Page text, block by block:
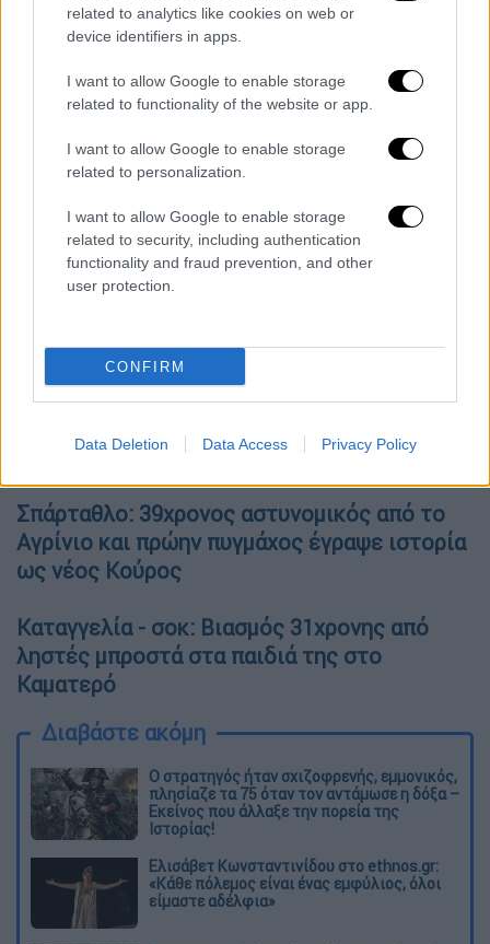
related to analytics like cookies on web or
device identifiers in apps.
I want to allow Google to enable storage
related to functionality of the website or app.
I want to allow Google to enable storage
related to personalization.
I want to allow Google to enable storage
related to security, including authentication
functionality and fraud prevention, and other
user protection.
CONFIRM
Data Deletion Data Access Privacy Policy
Με πληροφορίες
Όλες οι ειδήσεις
Προκαλεί η Τουρκία για να «ακούει» η Γαλλία:
Ανακοίνωση - παραλήρημα για Ανατολική
Μεσόγειο
Μαύρα μαντάτα φέρνει η απογραφή
πληθυσμού: Μείωση έως 500.000 σε
Παπαδόπουλος για σεισμό: Ενεργοποιήθηκε
τμήμα ρήγματος στη Θήβα
Σεισμός: Αυτά είναι τα σημαντικότερα
Σπάρταθλο: 39χρονος αστυνομικός από το
Αγρίνιο και πρώην πυγμάχος έγραψε ιστορία
ως νέος Κούρος
Καταγγελία - σοκ: Βιασμός 31χρονης από
ληστές μπροστά στα παιδιά της στο
Καματερό
Διαβάστε ακόμη
O στρατηγός ήταν σχιζοφρενής, εμμονικός,
πλησίαζε τα 75 όταν τον αντάμωσε η δόξα –
Εκείνος που άλλαξε την πορεία της
Ιστορίας!
Ελισάβετ Κωνσταντινίδου στο ethnos.gr:
«Κάθε πόλεμος είναι ένας εμφύλιος, όλοι
είμαστε αδέλφια»